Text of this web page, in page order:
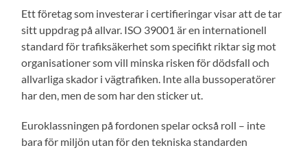
Ett företag som investerar i certifieringar visar att de tar
sitt uppdrag på allvar. ISO 39001 är en internationell
standard för trafiksäkerhet som specifikt riktar sig mot
organisationer som vill minska risken för dödsfall och
allvarliga skador i vägtrafiken. Inte alla bussoperatörer
har den, men de som har den sticker ut.
Euroklassningen på fordonen spelar också roll – inte
bara för miljön utan för den tekniska standarden